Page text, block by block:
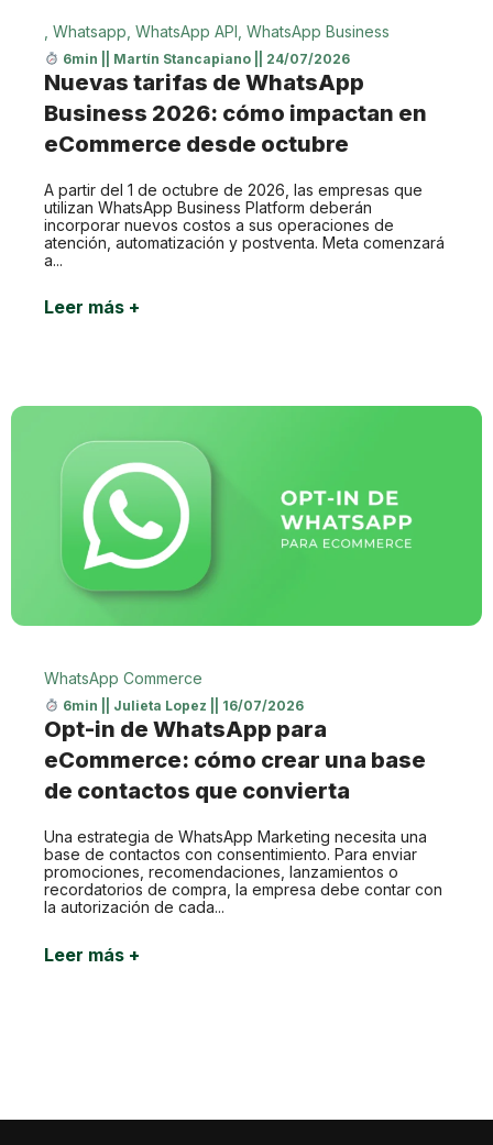
Whatsapp WhatsApp API WhatsApp Business
6min Martín Stancapiano 24/07/2026
Nuevas tarifas de WhatsApp
Business 2026: cómo impactan en
eCommerce desde octubre
A partir del 1 de octubre de 2026, las empresas que
utilizan WhatsApp Business Platform deberán
incorporar nuevos costos a sus operaciones de
atención, automatización y postventa. Meta comenzará
a...
Leer más +
WhatsApp Commerce
6min Julieta Lopez 16/07/2026
Opt-in de WhatsApp para
eCommerce: cómo crear una base
de contactos que convierta
Una estrategia de WhatsApp Marketing necesita una
base de contactos con consentimiento. Para enviar
promociones, recomendaciones, lanzamientos o
recordatorios de compra, la empresa debe contar con
la autorización de cada...
Leer más +